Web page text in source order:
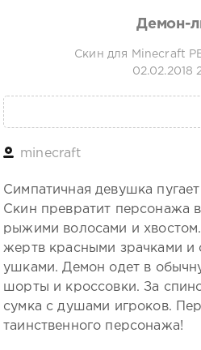
Демон-
Скин для Minecraft
02.02.2018
minecraft
Симпатичная девушка
Скин превратит персонажа
рыжими волосами и
жертв красными зрачками и
ушками. Демон одет в
шорты и кроссовки. За
сумка с душами игроков.
таинственного персонажа!